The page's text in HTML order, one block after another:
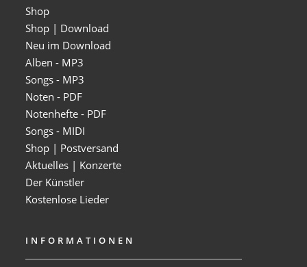
Shop
Shop | Download
Neu im Download
Alben - MP3
Songs - MP3
Noten - PDF
Notenhefte - PDF
Songs - MIDI
Shop | Postversand
Aktuelles | Konzerte
Der Künstler
Kostenlose Lieder
INFORMATIONEN